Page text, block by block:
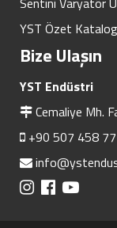
YST Özet Katalog
Bize Ulaşın
YST Endüstri
Cemaliye Mh.
+90 507 458 77